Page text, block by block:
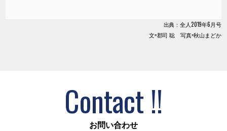
出典：全人2019年6月号
文=郡司 聡 写真=秋山まどか
Contact !!
お問い合わせ